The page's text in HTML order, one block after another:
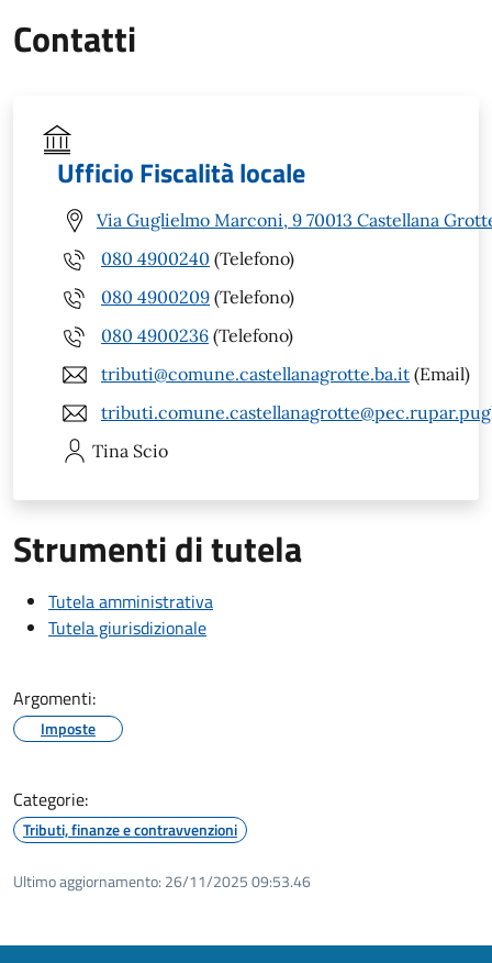
Contatti
Ufficio Fiscalità locale
Via Guglielmo Marconi, 9 70013 Castellana
080 4900240 (Telefono)
080 4900209 (Telefono)
080 4900236 (Telefono)
tributi@comune.castellanagrotte.ba.it (Email)
Tina Scio
Strumenti di tutela
Tutela amministrativa
Tutela giurisdizionale
Argomenti:
Imposte
Categorie:
Tributi, finanze e contravvenzioni
Ultimo aggiornamento: 26/11/2025 09:53.46